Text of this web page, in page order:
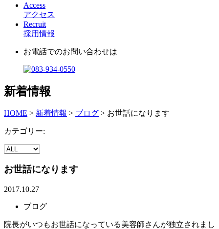
Access
アクセス
Recruit
採用情報
お電話でのお問い合わせは
新着情報
HOME > 新着情報 > ブログ > お世話になります
カテゴリー:
お世話になります
2017.10.27
ブログ
院長がいつもお世話になっている美容師さんが独立されまし